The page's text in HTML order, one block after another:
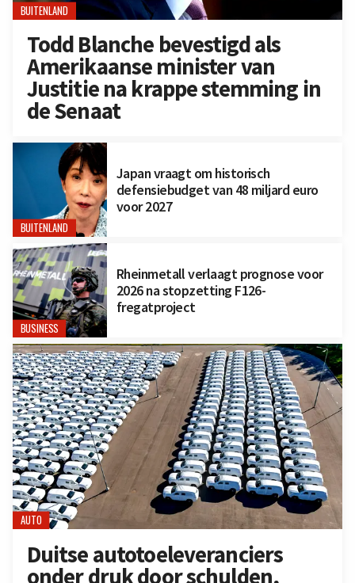
BUITENLAND
Todd Blanche bevestigd als
Amerikaanse minister van
Justitie na krappe stemming in
de Senaat
BUITENLAND
Japan vraagt om historisch
defensiebudget van 48 miljard euro
voor 2027
BUSINESS
Rheinmetall verlaagt prognose voor
2026 na stopzetting F126-
fregatproject
AUTO
Duitse autotoeleveranciers
onder druk door schulden,